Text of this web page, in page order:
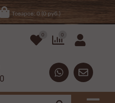
Товаров: 0 (0 руб.)
0 0